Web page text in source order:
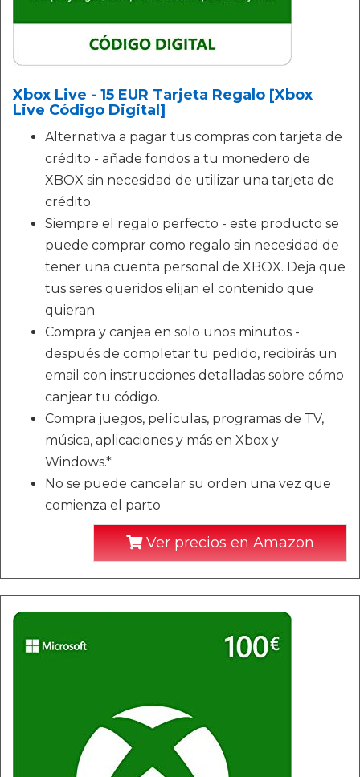
Xbox Live - 15 EUR Tarjeta Regalo [Xbox
Live Código Digital]
Alternativa a pagar tus compras con tarjeta de
crédito - añade fondos a tu monedero de
XBOX sin necesidad de utilizar una tarjeta de
crédito.
Siempre el regalo perfecto - este producto se
puede comprar como regalo sin necesidad de
tener una cuenta personal de XBOX. Deja que
tus seres queridos elijan el contenido que
quieran
Compra y canjea en solo unos minutos -
después de completar tu pedido, recibirás un
email con instrucciones detalladas sobre cómo
canjear tu código.
Compra juegos, películas, programas de TV,
música, aplicaciones y más en Xbox y
Windows.*
No se puede cancelar su orden una vez que
comienza el parto
Ver precios en Amazon